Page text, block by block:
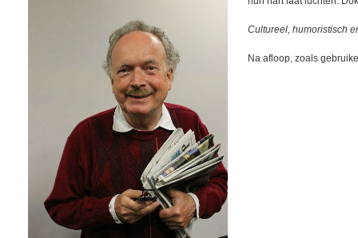
Cultureel, humoristisch
Na afloop, zoals